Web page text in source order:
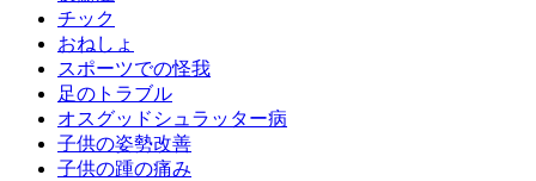
チック
おねしょ
スポーツでの怪我
足のトラブル
オスグッドシュラッター病
子供の姿勢改善
子供の踵の痛み